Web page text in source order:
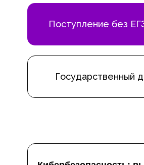
Государственный
Поступление без